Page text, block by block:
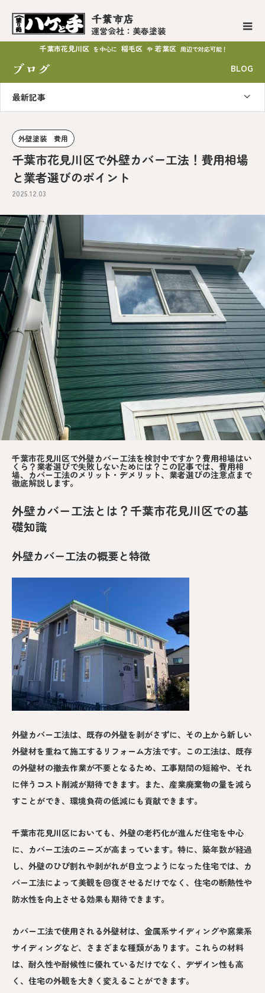
千葉市店
運営会社：美春塗装
千葉市花見川区 を中心に 稲毛区 や 若葉区 周辺で対応可能！
ブログ BLOG
最新記事
外壁塗装 費用
千葉市花見川区で外壁カバー工法！費用相場
と業者選びのポイント
2025.12.03
千葉市花見川区で外壁カバー工法を検討中ですか？費用相場はい
くら？業者選びで失敗しないためには？この記事では、費用相
場、カバー工法のメリット・デメリット、業者選びの注意点まで
徹底解説します。
外壁カバー工法とは？千葉市花見川区での基
礎知識
外壁カバー工法の概要と特徴
外壁カバー工法は、既存の外壁を剥がさずに、その上から新しい
外壁材を重ねて施工するリフォーム方法です。この工法は、既存
の外壁材の撤去作業が不要となるため、工事期間の短縮や、それ
に伴うコスト削減が期待できます。また、産業廃棄物の量を減ら
すことができ、環境負荷の低減にも貢献できます。
千葉市花見川区においても、外壁の老朽化が進んだ住宅を中心
に、カバー工法のニーズが高まっています。特に、築年数が経過
し、外壁のひび割れや剥がれが目立つようになった住宅では、カ
バー工法によって美観を回復させるだけでなく、住宅の断熱性や
防水性を向上させる効果も期待できます。
カバー工法で使用される外壁材は、金属系サイディングや窯業系
サイディングなど、さまざまな種類があります。これらの材料
は、耐久性や耐候性に優れているだけでなく、デザイン性も高
く、住宅の外観を大きく変えることができます。